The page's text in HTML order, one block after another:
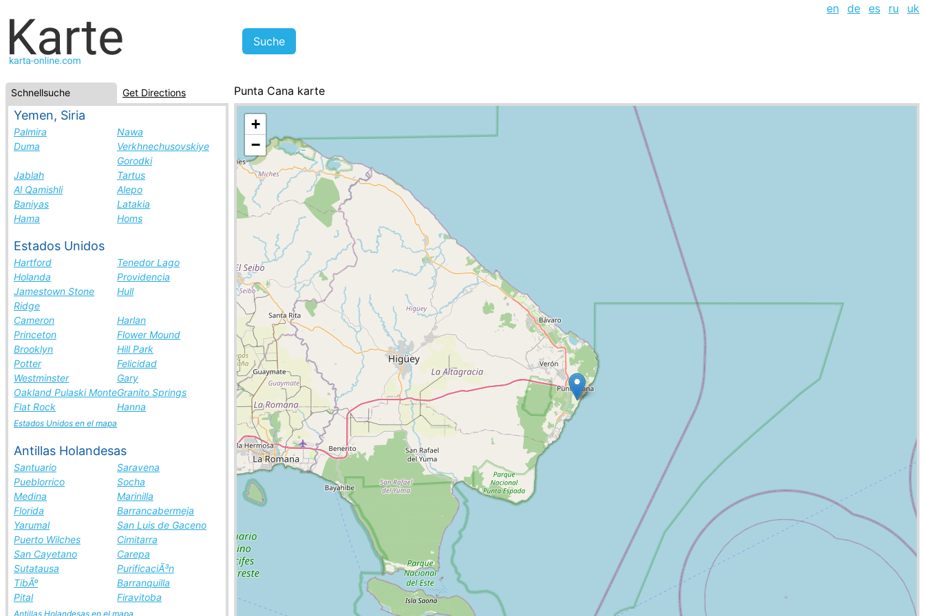
en de es ru uk
Schnellsuche Get Directions
Yemen, Siria
Palmira
Nawa
Duma
Verkhnechusovskiye
Gorodki
Jablah
Tartus
Al Qamishli
Alepo
Baniyas
Latakia
Hama
Homs
Estados Unidos
Hartford
Tenedor Lago
Holanda
Providencia
Jamestown Stone
Ridge
Hull
Cameron
Harlan
Princeton
Flower Mound
Brooklyn
Hill Park
Potter
Felicidad
Westminster
Gary
Oakland Pulaski MonteGranito Springs
Flat Rock
Hanna
Estados Unidos en el mapa
Antillas Holandesas
Santuario
Saravena
Pueblorrico
Socha
Medina
Marinilla
Florida
Barrancabermeja
Yarumal
San Luis de Gaceno
Puerto Wilches
Cimitarra
San Cayetano
Carepa
Sutatausa
PurificaciÃ³n
TibÃº
Barranquilla
Pital
Firavitoba
Antillas Holandesas en el mapa
Punta Cana karte
Dominikanische Republik, Städte-Liste
+
−